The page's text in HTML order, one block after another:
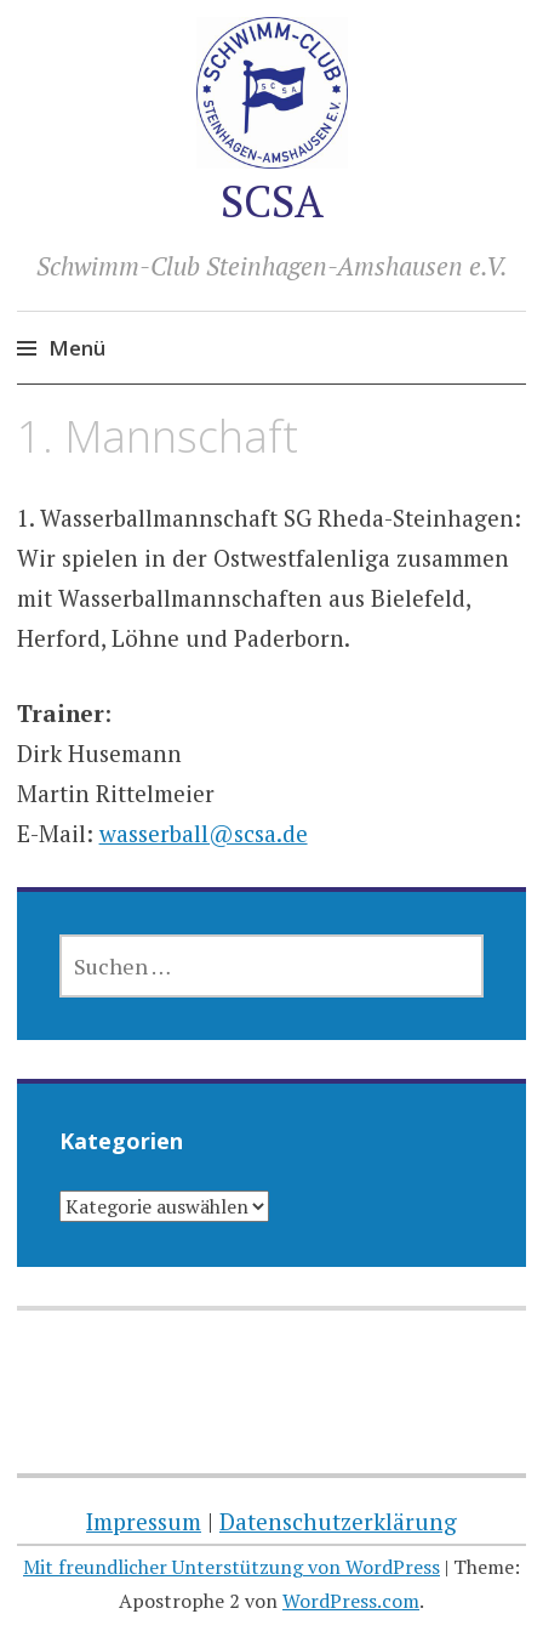
SCSA
Schwimm-Club Steinhagen-Amshausen e.V.
Menü
Inhalt
1. Mannschaft
1. Wasserballmannschaft SG Rheda-Steinhagen:
Wir spielen in der Ostwestfalenliga zusammen
mit Wasserballmannschaften aus Bielefeld,
Herford, Löhne und Paderborn.
Trainer:
Dirk Husemann
Martin Rittelmeier
E-Mail:wasserball@scsa.de
NACH:
Kategorien
KATEGORIEN
Impressum | Datenschutzerklärung
Mit freundlicher Unterstützung von WordPress | Theme:
Apostrophe 2 vonWordPress.com.